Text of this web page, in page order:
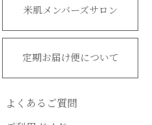
米肌メンバーズサロン
定期お届け便について
よくあるご質問